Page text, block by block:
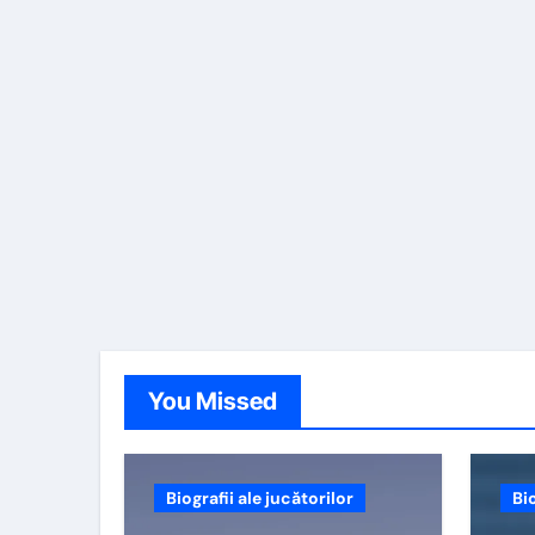
You Missed
Biografii ale jucătorilor